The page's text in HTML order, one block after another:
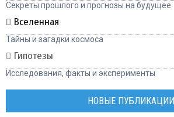
Секреты прошлого и прогнозы на будущее
Вселенная
Тайны и загадки космоса
Гипотезы
Исследования, факты и эксперименты
НОВЫЕ ПУБЛИКАЦИИ